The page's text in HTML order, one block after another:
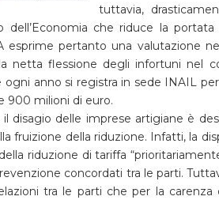
tuttavia,
dell’Economia che riduce la portata
esprime pertanto una valutazione
netta flessione degli infortuni nel
anno si registra in sede INAIL
900 milioni di euro.
disagio delle imprese artigiane è
fruizione della riduzione. Infatti, la
riduzione di tariffa
concordati tra le parti.
tra le parti che per la carenza